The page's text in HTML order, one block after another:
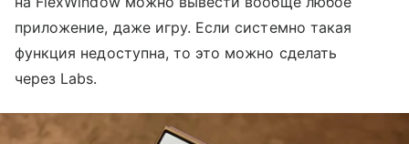
приложение, даже игру. Если системно такая
функция недоступна, то это можно сделать
через Labs.